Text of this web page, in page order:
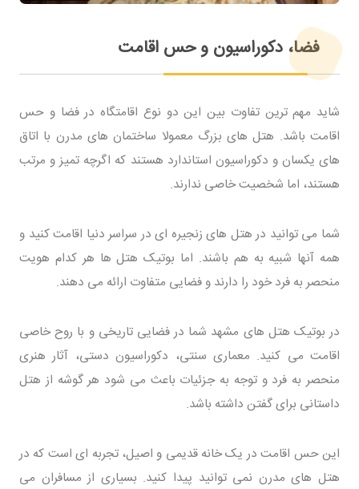
فضا، دکوراسیون و حس اقامت
شاید مهم ترین تفاوت بین این دو نوع اقامتگاه در فضا و حس
اقامت باشد. هتل های بزرگ معمولا ساختمان های مدرن با اتاق
های یکسان و دکوراسیون استاندارد هستند که اگرچه تمیز و مرتب
هستند، اما شخصیت خاصی ندارند.
شما می توانید در هتل های زنجیره ای در سراسر دنیا اقامت کنید و
همه آنها شبیه به هم باشند. اما بوتیک هتل ها هر کدام هویت
منحصر به فرد خود را دارند و فضایی متفاوت ارائه می دهند.
در بوتیک هتل های مشهد شما در فضایی تاریخی و با روح خاصی
اقامت می کنید. معماری سنتی، دکوراسیون دستی، آثار هنری
منحصر به فرد و توجه به جزئیات باعث می شود هر گوشه از هتل
داستانی برای گفتن داشته باشد.
این حس اقامت در یک خانه قدیمی و اصیل، تجربه ای است که در
هتل های مدرن نمی توانید پیدا کنید. بسیاری از مسافران می